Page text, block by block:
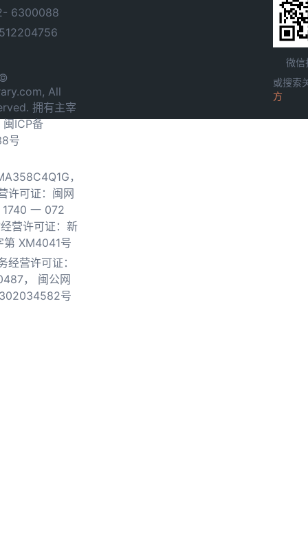
6300088
All
拥有主宰
闽ICP备
号
，
许可证：闽网
一 072
营许可证：新
第 XM4041号
经营许可证：
，
闽公网
号
微信
或搜索
方